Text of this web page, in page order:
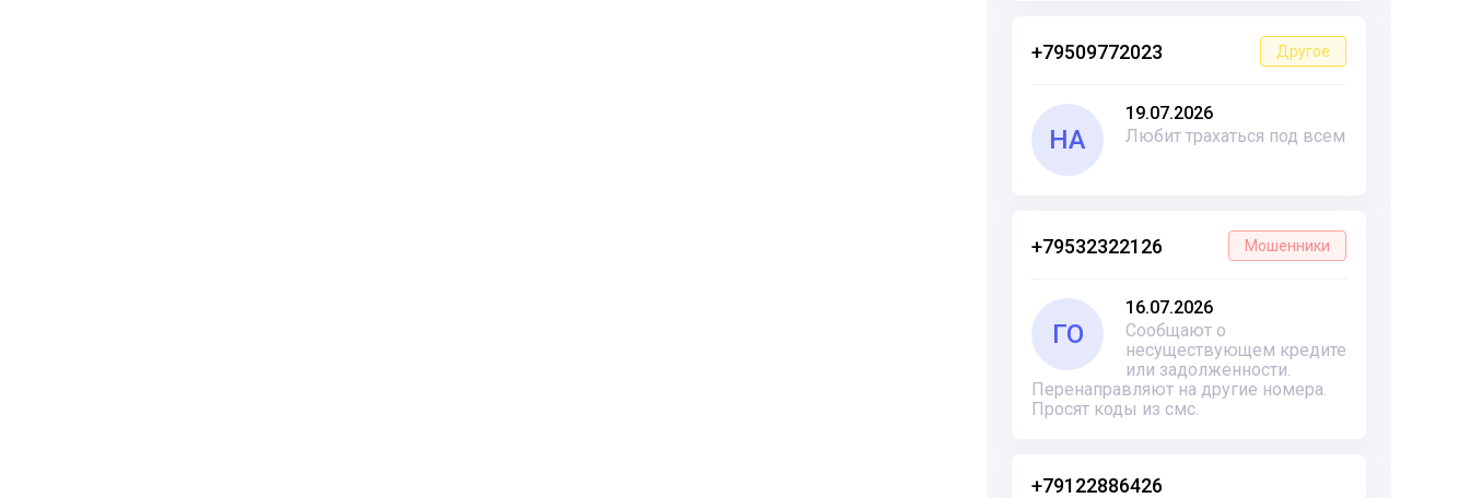
+79509772023 Другое
НА
19.07.2026
Любит трахаться под всем
+79532322126 Мошенники
ГО
16.07.2026
Сообщают о
несуществующем кредите
или задолженности.
Перенаправляют на другие номера.
Просят коды из смс.
+79122886426